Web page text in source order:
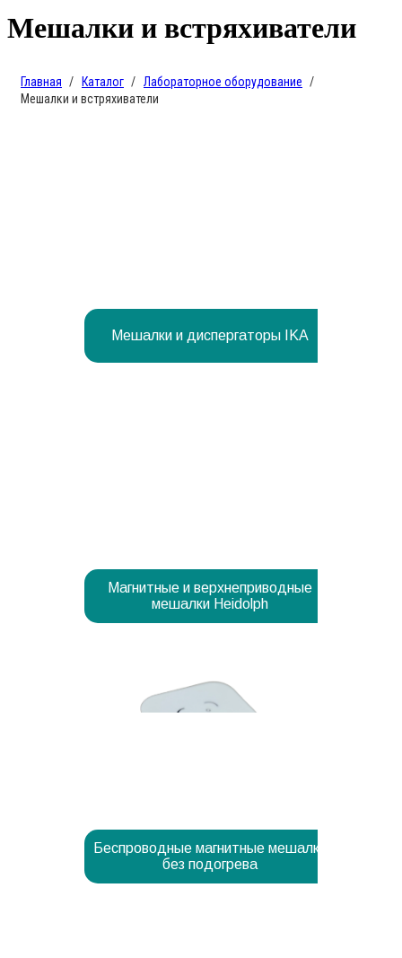
Мешалки и встряхиватели
Главная Каталог
Лабораторное оборудование
Мешалки и встряхиватели
Мешалки и диспергаторы IKA
Магнитные и верхнеприводные
мешалки Heidolph
Беспроводные магнитные мешалки
без подогрева